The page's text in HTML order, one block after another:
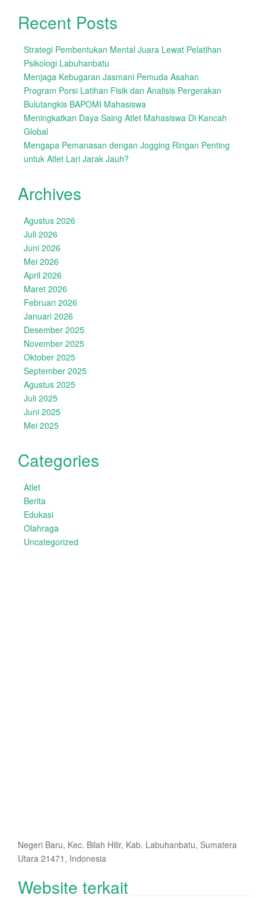
Recent Posts
Strategi Pembentukan Mental Juara Lewat Pelatihan
Psikologi Labuhanbatu
Menjaga Kebugaran Jasmani Pemuda Asahan
Program Porsi Latihan Fisik dan Analisis Pergerakan
Bulutangkis BAPOMI Mahasiswa
Meningkatkan Daya Saing Atlet Mahasiswa Di Kancah
Global
Mengapa Pemanasan dengan Jogging Ringan Penting
untuk Atlet Lari Jarak Jauh?
Archives
Agustus 2026
Juli 2026
Juni 2026
Mei 2026
April 2026
Maret 2026
Februari 2026
Januari 2026
Desember 2025
November 2025
Oktober 2025
September 2025
Agustus 2025
Juli 2025
Juni 2025
Mei 2025
Categories
Atlet
Berita
Edukasi
Olahraga
Uncategorized
Negeri Baru, Kec. Bilah Hilir, Kab. Labuhanbatu, Sumatera
Utara 21471, Indonesia
Website terkait